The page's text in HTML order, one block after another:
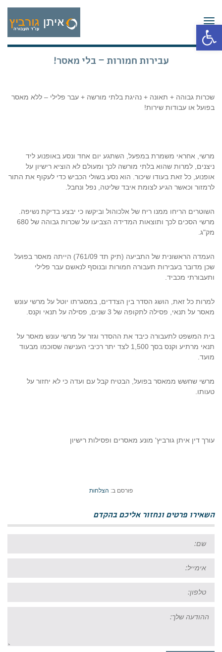
פתח סרגל נגישות
תפריט
עבירות חמורות – בלי מאסר!
שכרות גבוהה + תאונה + נהיגת בלתי מורשה + עבר פלילי – ללא מאסר
בפועל או עבודות שירות!
מרשי, אחראי משמרת במפעל, השתגע יום אחד ונסע באופנוע ליד
ניצנים, למרות שהוא בלתי מורשה לכך ומעולם לא הוציא רישיון על
אופנוע, כל זאת בעודו שיכור. הוא נסע בשולי הכביש כדי לעקוף את התור
לרמזור וכאשר הגיע לצומת איבד שליטה, נפל ונחבל.
השוטרים הריחו ממנו ריח של אלכוהול וביקשו כי יבצע בדיקת נשיפה.
מרשי הסכים לכך ותוצאות המדידה הצביעו על שכרות גבוהה של 680
מק"ג.
העמדה הראשונית של התביעה (תיק תד 761/09) הייתה מאסר בפועל
שכן מדובר בעבירות תעבורה חמורות ובנוסף לנאשם עבר פלילי
ותעבורתי מכביד.
למרות כל זאת, הושג הסדר בין הצדדים, במסגרתו יוטל על מרשי עונש
מאסר על תנאי, פסילה לתקופה של 3 שנים, פסילה על תנאי וקנס.
בית המשפט לתעבורה כיבד את ההסדר וגזר על מרשי עונש מאסר על
תנאי מרתיע וקנס בסך 1,500 לצד יתר רכיבי הענישה שסוכמו מבעוד
מועד.
מרשי שחשש ממאסר בפועל, הבטיח קבל עם ועדה כי לא יחזור על
טעותו.
עורך דין איתן גורביץ' מונע מאסרים ופסילות רישיון
פורסם ב: הצלחות
השאירו פרטים ונחזור אליכם בהקדם
שלך: